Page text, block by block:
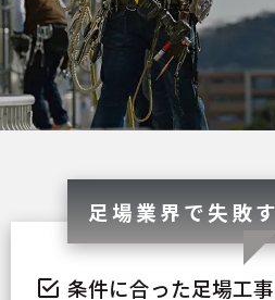
足場業界で失敗
条件に合った足場工